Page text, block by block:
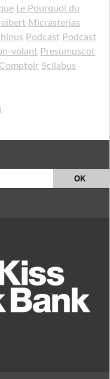
Le Pourquoi du
Micrasterias
Podcast Podcast
volant Presumpscot
Scilabus